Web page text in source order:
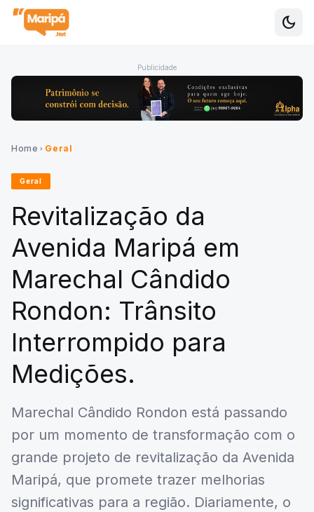
dark_mode
Publicidade
Home chevron_right Geral
Geral
Revitalização da
Avenida Maripá em
Marechal Cândido
Rondon: Trânsito
Interrompido para
Medições.
Marechal Cândido Rondon está passando
por um momento de transformação com o
grande projeto de revitalização da Avenida
Maripá, que promete trazer melhorias
significativas para a região. Diariamente, o